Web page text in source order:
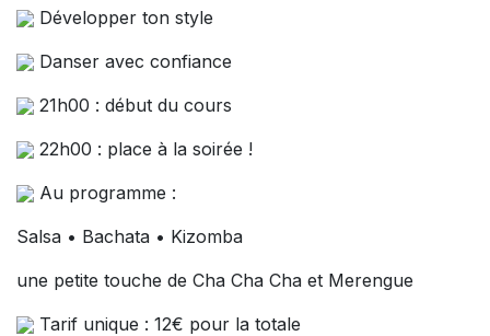
Développer ton style
Danser avec confiance
21h00 : début du cours
22h00 : place à la soirée !
Au programme :
Salsa • Bachata • Kizomba
une petite touche de Cha Cha Cha et Merengue
Tarif unique : 12€ pour la totale